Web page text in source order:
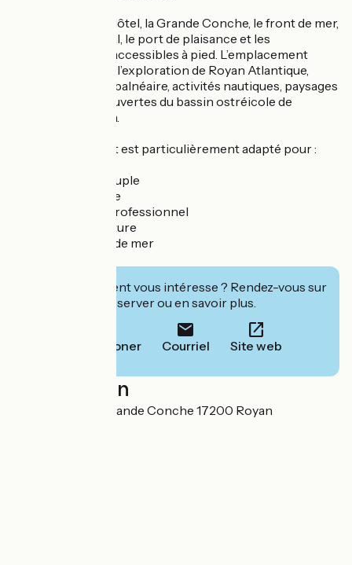
Depuis l’Atlantis Hôtel, la Grande Conche, le front de mer,
le marché régional, le port de plaisance et les
restaurants sont accessibles à pied. L’emplacement
facilite également l’exploration de Royan Atlantique,
entre patrimoine balnéaire, activités nautiques, paysages
de marais et découvertes du bassin ostréicole de
Marennes-Oléron.
Cet établissement est particulièrement adapté pour :
✔ Escapade en couple
✔ Séjour en famille
✔ Déplacement professionnel
✔ Séjour sans voiture
✔ Séjour en bord de mer
Cet établissement vous intéresse ? Rendez-vous sur
leur site pour réserver ou en savoir plus.
Téléphoner Courriel Site web
Localisation
32 avenue de la Grande Conche 17200 Royan